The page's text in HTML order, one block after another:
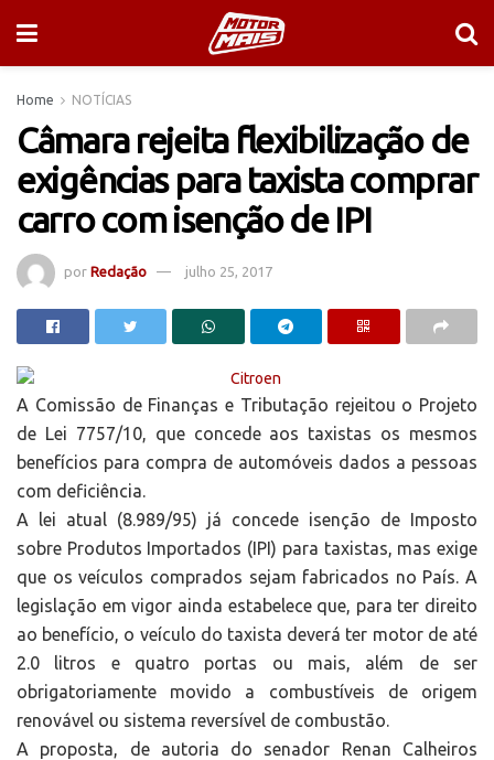
Home NOTÍCIAS
Câmara rejeita flexibilização de
exigências para taxista comprar
carro com isenção de IPI
por Redação julho 25, 2017
A Comissão de Finanças e Tributação rejeitou o Projeto
de Lei 7757/10, que concede aos taxistas os mesmos
benefícios para compra de automóveis dados a pessoas
com deficiência.
A lei atual (8.989/95) já concede isenção de Imposto
sobre Produtos Importados (IPI) para taxistas, mas exige
que os veículos comprados sejam fabricados no País. A
legislação em vigor ainda estabelece que, para ter direito
ao benefício, o veículo do taxista deverá ter motor de até
2.0 litros e quatro portas ou mais, além de ser
obrigatoriamente movido a combustíveis de origem
renovável ou sistema reversível de combustão.
A proposta, de autoria do senador Renan Calheiros